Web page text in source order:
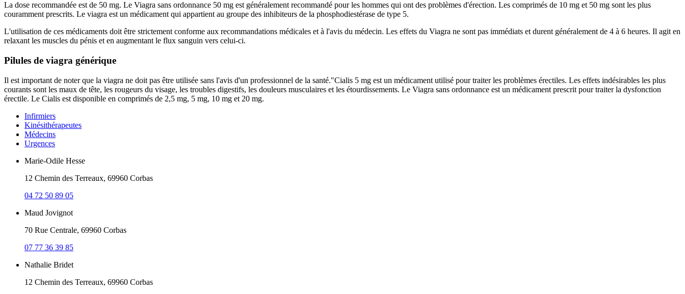
La dose recommandée est de 50 mg. Le Viagra sans ordonnance 50 mg est généralement recommandé pour les hommes qui ont des problèmes d'érection. Les comprimés de 10 mg et 50 mg sont les plus
couramment prescrits. Le viagra est un médicament qui appartient au groupe des inhibiteurs de la phosphodiestérase de type 5.
L'utilisation de ces médicaments doit être strictement conforme aux recommandations médicales et à l'avis du médecin. Les effets du Viagra ne sont pas immédiats et durent généralement de 4 à 6 heures. Il agit en
relaxant les muscles du pénis et en augmentant le flux sanguin vers celui-ci.
Pilules de viagra générique
Il est important de noter que la viagra ne doit pas être utilisée sans l'avis d'un professionnel de la santé."Cialis 5 mg est un médicament utilisé pour traiter les problèmes érectiles. Les effets indésirables les plus
courants sont les maux de tête, les rougeurs du visage, les troubles digestifs, les douleurs musculaires et les étourdissements. Le Viagra sans ordonnance est un médicament prescrit pour traiter la dysfonction
érectile. Le Cialis est disponible en comprimés de 2,5 mg, 5 mg, 10 mg et 20 mg.
Infirmiers
Kinésithérapeutes
Médecins
Urgences
Marie-Odile Hesse
12 Chemin des Terreaux, 69960 Corbas
04 72 50 89 05
Maud Jovignot
70 Rue Centrale, 69960 Corbas
07 77 36 39 85
Nathalie Bridet
12 Chemin des Terreaux, 69960 Corbas